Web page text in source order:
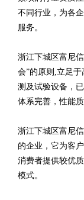
不同行业，为各
服务。
浙江下城区富尼
会”的原则,立足
测及试验设备，
体系完善，性能质
浙江下城区富尼
的企业，它为客
消费者提供较优
模式。